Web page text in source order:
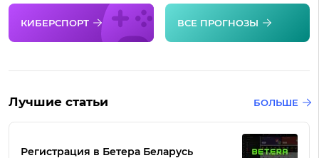
КИБЕРСПОРТ ВСЕ ПРОГНОЗЫ
Лучшие статьи БОЛЬШЕ
Регистрация в Бетера Беларусь